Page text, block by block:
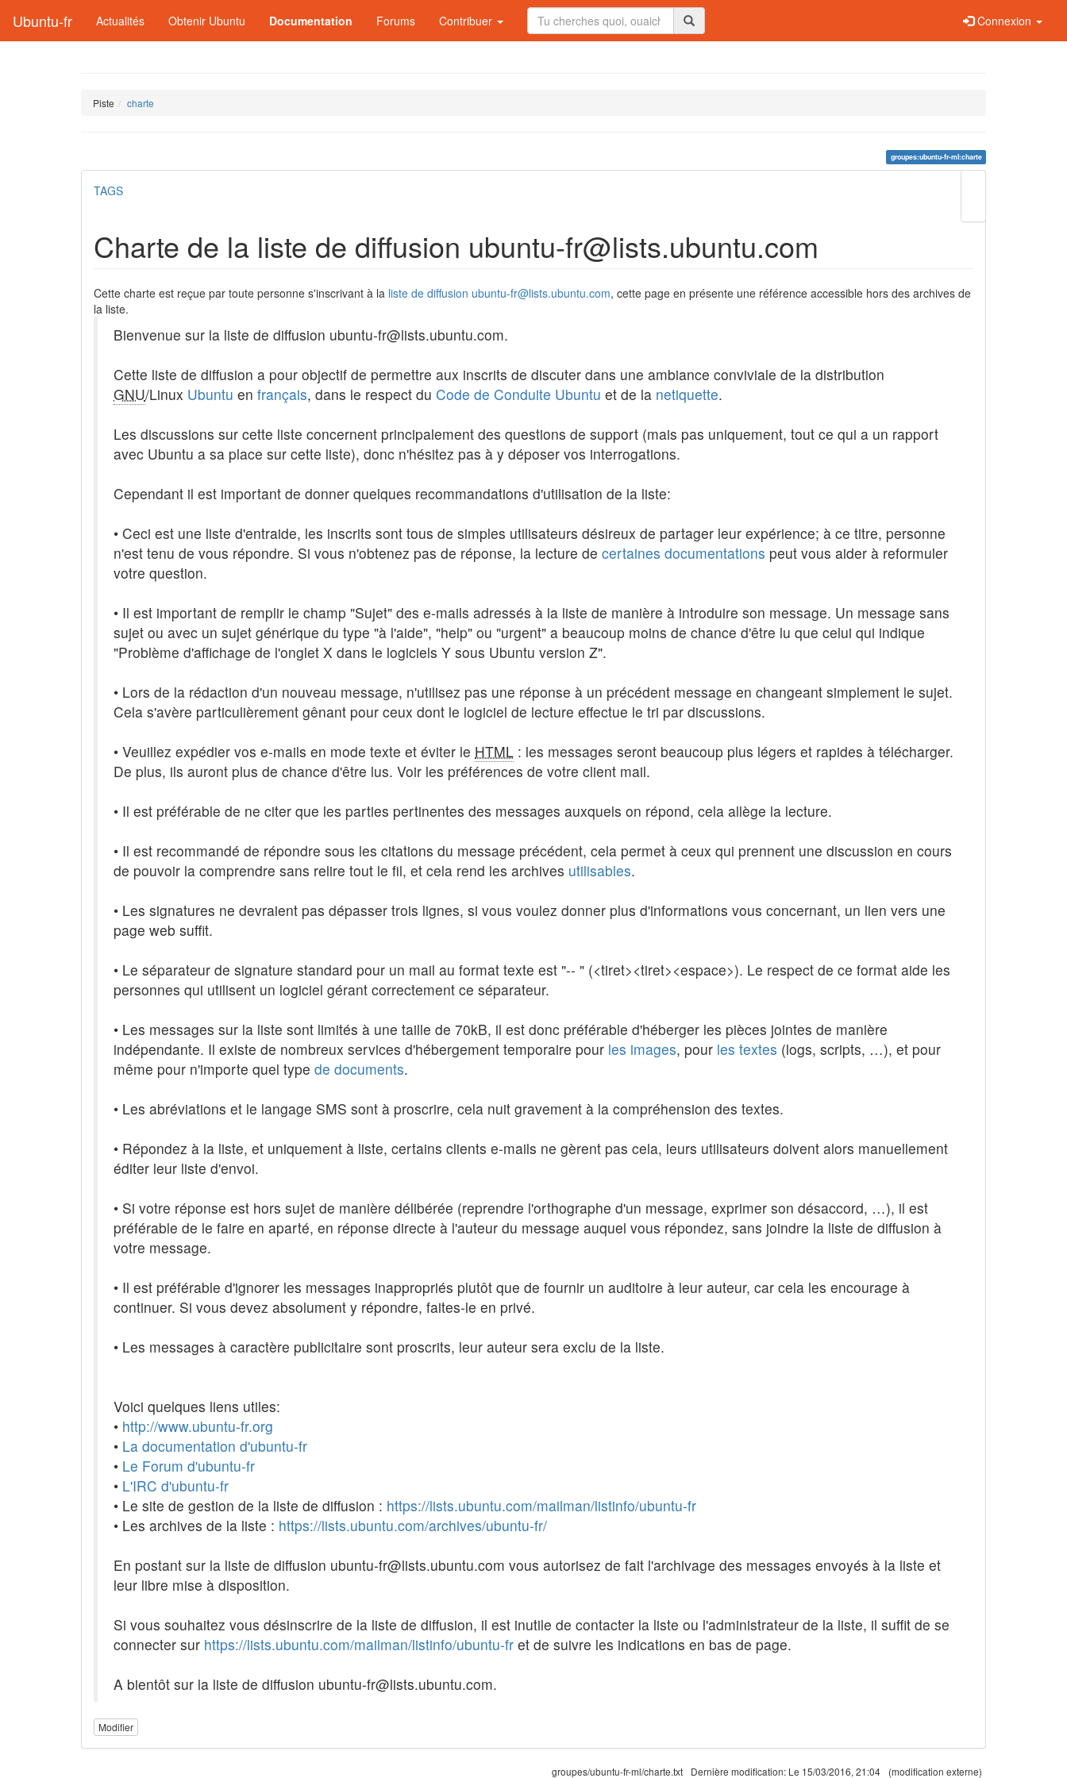
Ubuntu-fr Actualités Obtenir Ubuntu Documentation Forums Contribuer Connexion
Piste charte
groupes:ubuntu-fr-ml:charte
page
Liens
TAGS
Charte de la liste de diffusion ubuntu-fr@lists.ubuntu.com
Cette charte est reçue par toute personne s'inscrivant à la liste de diffusion ubuntu-fr@lists.ubuntu.com, cette page en présente une référence accessible hors des archives de
la liste.
Bienvenue sur la liste de diffusion ubuntu-fr@lists.ubuntu.com.
Cette liste de diffusion a pour objectif de permettre aux inscrits de discuter dans une ambiance conviviale de la distribution
GNU/Linux Ubuntu en français, dans le respect du Code de Conduite Ubuntu et de la netiquette.
Les discussions sur cette liste concernent principalement des questions de support (mais pas uniquement, tout ce qui a un rapport
avec Ubuntu a sa place sur cette liste), donc n'hésitez pas à y déposer vos interrogations.
Cependant il est important de donner quelques recommandations d'utilisation de la liste:
• Ceci est une liste d'entraide, les inscrits sont tous de simples utilisateurs désireux de partager leur expérience; à ce titre, personne
n'est tenu de vous répondre. Si vous n'obtenez pas de réponse, la lecture de certaines documentations peut vous aider à reformuler
votre question.
• Il est important de remplir le champ "Sujet" des e-mails adressés à la liste de manière à introduire son message. Un message sans
sujet ou avec un sujet générique du type "à l'aide", "help" ou "urgent" a beaucoup moins de chance d'être lu que celui qui indique
"Problème d'affichage de l'onglet X dans le logiciels Y sous Ubuntu version Z".
• Lors de la rédaction d'un nouveau message, n'utilisez pas une réponse à un précédent message en changeant simplement le sujet.
Cela s'avère particulièrement gênant pour ceux dont le logiciel de lecture effectue le tri par discussions.
• Veuillez expédier vos e-mails en mode texte et éviter le HTML : les messages seront beaucoup plus légers et rapides à télécharger.
De plus, ils auront plus de chance d'être lus. Voir les préférences de votre client mail.
• Il est préférable de ne citer que les parties pertinentes des messages auxquels on répond, cela allège la lecture.
• Il est recommandé de répondre sous les citations du message précédent, cela permet à ceux qui prennent une discussion en cours
de pouvoir la comprendre sans relire tout le fil, et cela rend les archives utilisables.
• Les signatures ne devraient pas dépasser trois lignes, si vous voulez donner plus d'informations vous concernant, un lien vers une
page web suffit.
• Le séparateur de signature standard pour un mail au format texte est "-- " (<tiret><tiret><espace>). Le respect de ce format aide les
personnes qui utilisent un logiciel gérant correctement ce séparateur.
• Les messages sur la liste sont limités à une taille de 70kB, il est donc préférable d'héberger les pièces jointes de manière
indépendante. Il existe de nombreux services d'hébergement temporaire pour les images, pour les textes (logs, scripts, …), et pour
même pour n'importe quel type de documents.
• Les abréviations et le langage SMS sont à proscrire, cela nuit gravement à la compréhension des textes.
• Répondez à la liste, et uniquement à liste, certains clients e-mails ne gèrent pas cela, leurs utilisateurs doivent alors manuellement
éditer leur liste d'envoi.
• Si votre réponse est hors sujet de manière délibérée (reprendre l'orthographe d'un message, exprimer son désaccord, …), il est
préférable de le faire en aparté, en réponse directe à l'auteur du message auquel vous répondez, sans joindre la liste de diffusion à
votre message.
• Il est préférable d'ignorer les messages inappropriés plutôt que de fournir un auditoire à leur auteur, car cela les encourage à
continuer. Si vous devez absolument y répondre, faites-le en privé.
• Les messages à caractère publicitaire sont proscrits, leur auteur sera exclu de la liste.
Voici quelques liens utiles:
• http://www.ubuntu-fr.org
• La documentation d'ubuntu-fr
• Le Forum d'ubuntu-fr
• L'IRC d'ubuntu-fr
• Le site de gestion de la liste de diffusion : https://lists.ubuntu.com/mailman/listinfo/ubuntu-fr
• Les archives de la liste : https://lists.ubuntu.com/archives/ubuntu-fr/
En postant sur la liste de diffusion ubuntu-fr@lists.ubuntu.com vous autorisez de fait l'archivage des messages envoyés à la liste et
leur libre mise à disposition.
Si vous souhaitez vous désinscrire de la liste de diffusion, il est inutile de contacter la liste ou l'administrateur de la liste, il suffit de se
connecter sur https://lists.ubuntu.com/mailman/listinfo/ubuntu-fr et de suivre les indications en bas de page.
A bientôt sur la liste de diffusion ubuntu-fr@lists.ubuntu.com.
Modifier
groupes/ubuntu-fr-ml/charte.txt Dernière modification: Le 15/03/2016, 21:04 (modification externe)